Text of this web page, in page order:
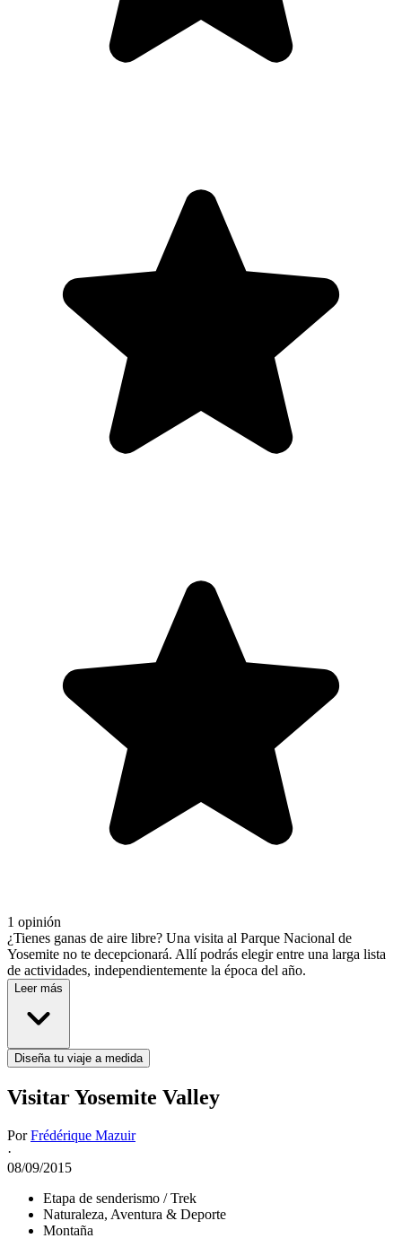
1 opinión
¿Tienes ganas de aire libre? Una visita al Parque Nacional de
Yosemite no te decepcionará. Allí podrás elegir entre una larga lista
de actividades, independientemente la época del año.
Leer más
Diseña tu viaje a medida
Visitar Yosemite Valley
PorFrédérique Mazuir
·
08/09/2015
Etapa de senderismo / Trek
Naturaleza, Aventura & Deporte
Montaña